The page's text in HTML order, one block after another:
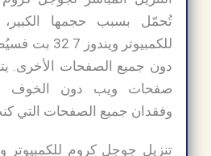
تُحمّل بسبب حجمها
للكمبيوتر
دون جميع الصفحات الأخرى.
صفحات ويب دون الخوف
وفقدان جميع الصفحات التي